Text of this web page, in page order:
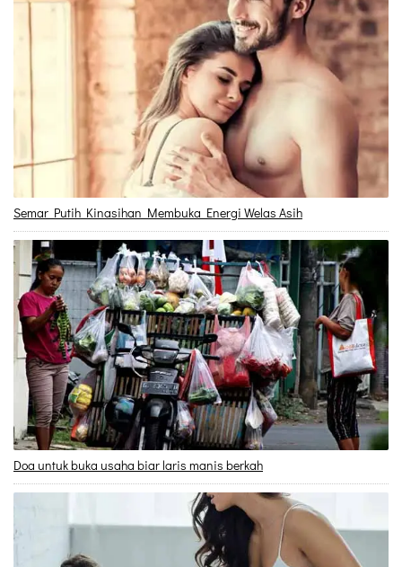
Semar Putih Kinasihan Membuka Energi Welas Asih
Doa untuk buka usaha biar laris manis berkah